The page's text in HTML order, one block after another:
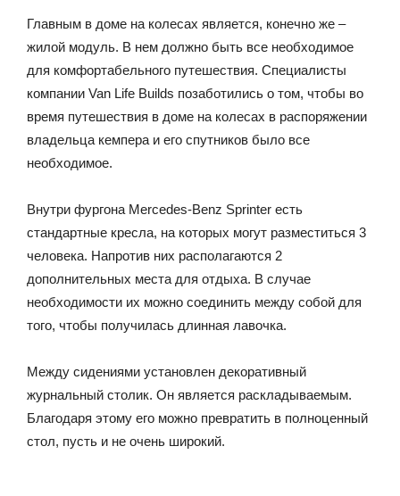
Главным в доме на колесах является, конечно же –
жилой модуль. В нем должно быть все необходимое
для комфортабельного путешествия. Специалисты
компании Van Life Builds позаботились о том, чтобы во
время путешествия в доме на колесах в распоряжении
владельца кемпера и его спутников было все
необходимое.
Внутри фургона Mercedes-Benz Sprinter есть
стандартные кресла, на которых могут разместиться 3
человека. Напротив них располагаются 2
дополнительных места для отдыха. В случае
необходимости их можно соединить между собой для
того, чтобы получилась длинная лавочка.
Между сидениями установлен декоративный
журнальный столик. Он является раскладываемым.
Благодаря этому его можно превратить в полноценный
стол, пусть и не очень широкий.